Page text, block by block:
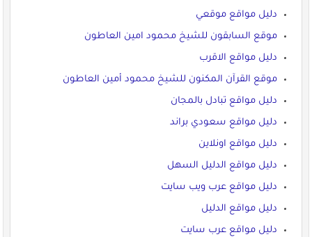
دليل مواقع موقعي
موقع السابقون للشيخ محمود امين العاطون
دليل مواقع الاقرب
موقع القرآن المكنون للشيخ محمود أمين العاطون
دليل مواقع تبادل بالمجان
دليل مواقع سعودي براند
دليل مواقع اونلاين
دليل مواقع الدليل السهل
دليل مواقع عرب ويب سايت
دليل مواقع الدليل
دليل مواقع عرب سايت